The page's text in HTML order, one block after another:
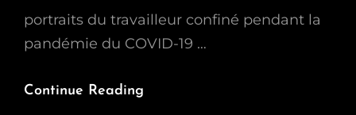
portraits du travailleur confiné pendant la
pandémie du COVID-19 …
Continue Reading